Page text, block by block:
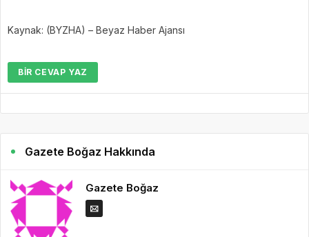
Kaynak: (BYZHA) – Beyaz Haber Ajansı
BIR CEVAP YAZ
Gazete Boğaz Hakkında
Gazete Boğaz